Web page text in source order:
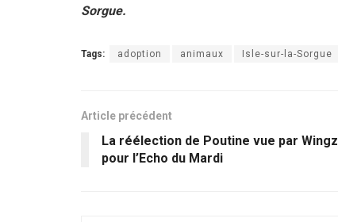
Sorgue.
Tags: adoption animaux Isle-sur-la-Sorgue
Article précédent
La réélection de Poutine vue par Wingz
pour l’Echo du Mardi